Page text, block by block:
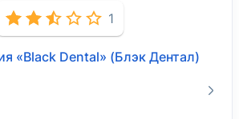
1
«Black Dental» (Блэк Дентал)